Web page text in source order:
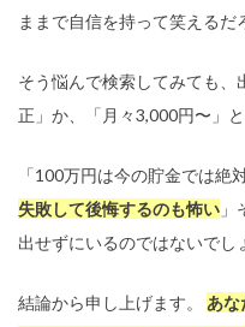
ままで自信を持って笑えるだ
そう悩んで検索してみても
正」か、「月々3,000円〜」
「100万円は今の貯金では絶
失敗して後悔するのも怖い
出せずにいるのではないでし
結論から申し上げます。 あな